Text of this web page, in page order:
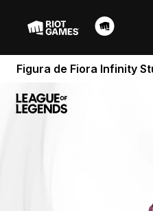
Figura de Fiora Infinity